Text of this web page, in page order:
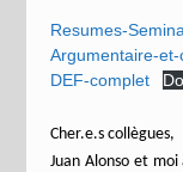
Resumes-
Argumentaire-
DEF-complet
Cher.e.s collègues,
Juan Alonso et